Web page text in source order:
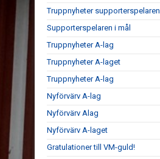
Truppnyheter supporterspelaren
Supporterspelaren i mål
Truppnyheter A-lag
Truppnyheter A-laget
Truppnyheter A-lag
Nyförvärv A-lag
Nyförvärv Alag
Nyförvärv A-laget
Gratulationer till VM-guld!